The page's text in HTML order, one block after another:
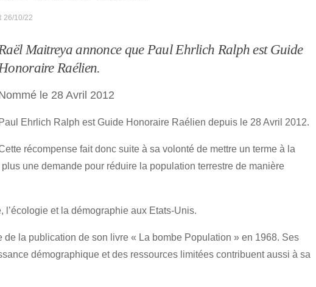
26/10/22
Raël Maitreya annonce que Paul Ehrlich Ralph est Guide
Honoraire Raélien.
le 28 Avril 2012
Ehrlich Ralph est Guide Honoraire Raélien depuis le 28 Avril 2012.
récompense fait donc suite à sa volonté de mettre un terme à la
une demande pour réduire la population terrestre de manière
et la démographie aux Etats-Unis.
de la publication de son livre « La bombe Population » en 1968. Ses
démographique et des ressources limitées contribuent aussi à sa